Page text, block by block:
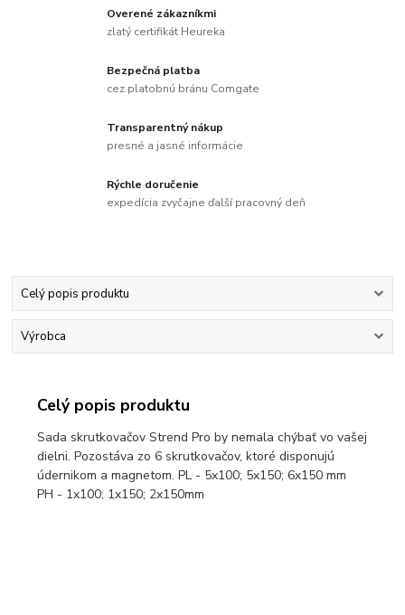
Overené zákazníkmi
zlatý certifikát Heureka
Bezpečná platba
cez platobnú bránu Comgate
Transparentný nákup
presné a jasné informácie
Rýchle doručenie
expedícia zvyčajne ďalší pracovný deň
Celý popis produktu
Výrobca
Celý popis produktu
Sada skrutkovačov Strend Pro by nemala chýbať vo vašej
dielni. Pozostáva zo 6 skrutkovačov, ktoré disponujú
údernikom a magnetom. PL - 5x100; 5x150; 6x150 mm
PH - 1x100; 1x150; 2x150mm